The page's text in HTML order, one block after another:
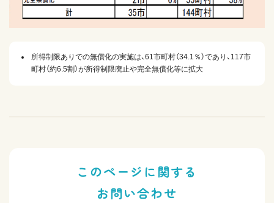
所得制限ありでの無償化の実施は、61市町村（34.1％）であり、117市
町村（約6.5割）が所得制限廃止や完全無償化等に拡大
このページに関する
お問い合わせ